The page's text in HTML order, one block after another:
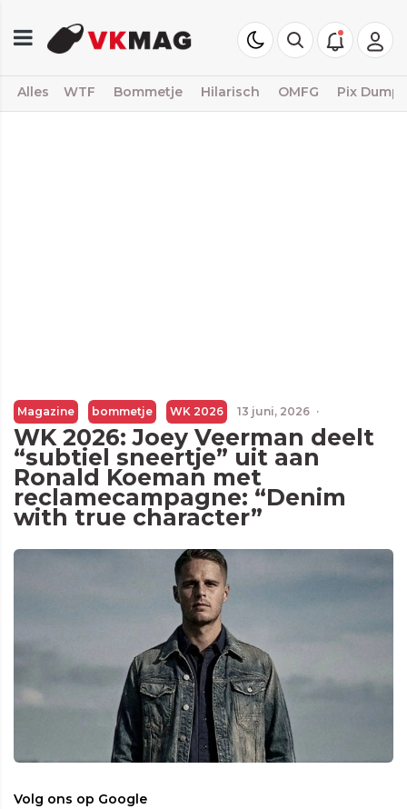
Alles WTF Bommetje Hilarisch OMFG Pix Dump
Magazine bommetje WK 2026 13 juni, 2026 ·
WK 2026: Joey Veerman deelt
“subtiel sneertje” uit aan
Ronald Koeman met
reclamecampagne: “Denim
with true character”
Volg ons op Google